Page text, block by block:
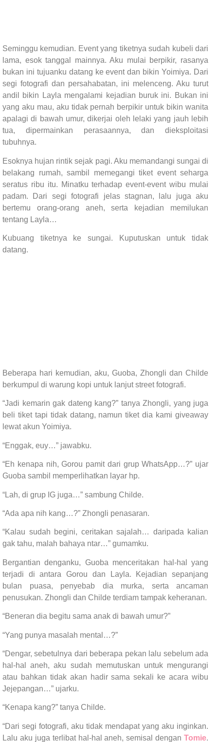
Seminggu kemudian. Event yang tiketnya sudah kubeli dari
lama, esok tanggal mainnya. Aku mulai berpikir, rasanya
bukan ini tujuanku datang ke event dan bikin Yoimiya. Dari
segi fotografi dan persahabatan, ini melenceng. Aku turut
andil bikin Layla mengalami kejadian buruk ini. Bukan ini
yang aku mau, aku tidak pernah berpikir untuk bikin wanita
apalagi di bawah umur, dikerjai oleh lelaki yang jauh lebih
tua, dipermainkan perasaannya, dan dieksploitasi
tubuhnya.
Esoknya hujan rintik sejak pagi. Aku memandangi sungai di
belakang rumah, sambil memegangi tiket event seharga
seratus ribu itu. Minatku terhadap event-event wibu mulai
padam. Dari segi fotografi jelas stagnan, lalu juga aku
bertemu orang-orang aneh, serta kejadian memilukan
tentang Layla…
Kubuang tiketnya ke sungai. Kuputuskan untuk tidak
datang.
Beberapa hari kemudian, aku, Guoba, Zhongli dan Childe
berkumpul di warung kopi untuk lanjut street fotografi.
“Jadi kemarin gak dateng kang?” tanya Zhongli, yang juga
beli tiket tapi tidak datang, namun tiket dia kami giveaway
lewat akun Yoimiya.
“Enggak, euy…” jawabku.
“Eh kenapa nih, Gorou pamit dari grup WhatsApp…?” ujar
Guoba sambil memperlihatkan layar hp.
“Lah, di grup IG juga…” sambung Childe.
“Ada apa nih kang…?” Zhongli penasaran.
“Kalau sudah begini, ceritakan sajalah… daripada kalian
gak tahu, malah bahaya ntar…” gumamku.
Bergantian denganku, Guoba menceritakan hal-hal yang
terjadi di antara Gorou dan Layla. Kejadian sepanjang
bulan puasa, penyebab dia murka, serta ancaman
penusukan. Zhongli dan Childe terdiam tampak keheranan.
“Beneran dia begitu sama anak di bawah umur?”
“Yang punya masalah mental…?”
“Dengar, sebetulnya dari beberapa pekan lalu sebelum ada
hal-hal aneh, aku sudah memutuskan untuk mengurangi
atau bahkan tidak akan hadir sama sekali ke acara wibu
Jejepangan…” ujarku.
“Kenapa kang?” tanya Childe.
“Dari segi fotografi, aku tidak mendapat yang aku inginkan.
Lalu aku juga terlibat hal-hal aneh, semisal dengan Tomie.